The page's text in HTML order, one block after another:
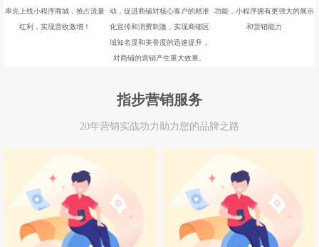
率先上线小程序商城，抢占流量
红利，实现营收激增！
动，促进商铺对核心客户的精准
化宣传和消费刺激，实现商铺区
域知名度和美誉度的迅速提升，
对商铺的营销产生重大效果。
功能，小程序拥有更强大的展示
和营销能力
指步营销服务
20年营销实战功力助力您的品牌之路